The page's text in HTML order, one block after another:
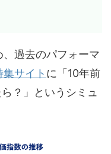
過去のパフォーマ
集サイト に「10年前
？」というシミュ